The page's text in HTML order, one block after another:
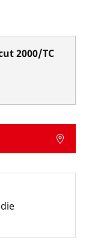
2000/TC